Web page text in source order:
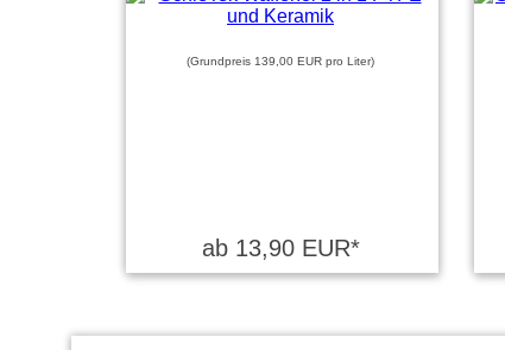
(Grundpreis 139,00 EUR pro Liter)
ab 13,90 EUR*